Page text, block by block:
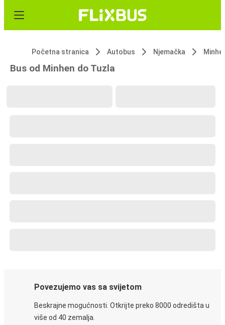
Početna stranica Autobus Njemačka
Bus od Minhen do Tuzla
Povezujemo vas sa svijetom
Beskrajne mogućnosti. Otkrijte preko 8000 odredišta u
više od 40 zemalja.